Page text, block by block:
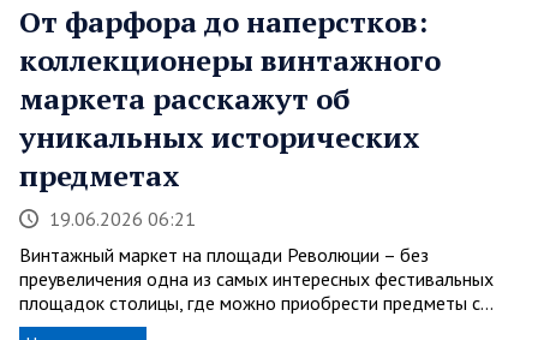
От фарфора до наперстков:
коллекционеры винтажного
маркета расскажут об
уникальных исторических
предметах
19.06.2026 06:21
Винтажный маркет на площади Революции – без
преувеличения одна из самых интересных фестивальных
площадок столицы, где можно приобрести предметы с…